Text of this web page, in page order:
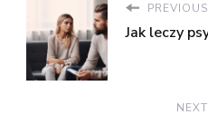
Jak leczy